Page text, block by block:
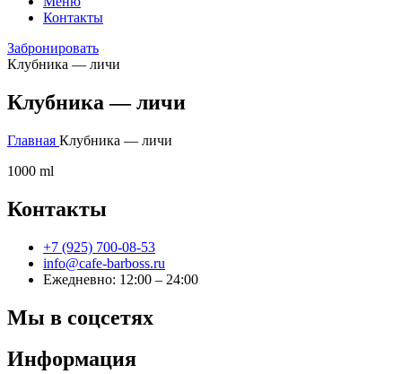
Контакты
Забронировать
Клубника — личи
Клубника — личи
Главная Клубника — личи
1000 ml
Контакты
+7 (925) 700-08-53
info@cafe-barboss.ru
Ежедневно: 12:00 – 24:00
Мы в соцсетях
Информация